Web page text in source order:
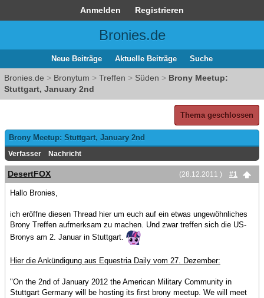
Anmelden Registrieren
Bronies.de
Neue Beiträge Aktuelle Beiträge Suche
Bronies.de > Bronytum > Treffen > Süden > Brony Meetup:
Stuttgart, January 2nd
Thema geschlossen
Brony Meetup: Stuttgart, January 2nd
Verfasser Nachricht
(28.12.2011 ) #1
DesertFOX
Hallo Bronies,
ich eröffne diesen Thread hier um euch auf ein etwas ungewöhnliches
Brony Treffen aufmerksam zu machen. Und zwar treffen sich die US-
Bronys am 2. Januar in Stuttgart.
Hier die Ankündigung aus Equestria Daily vom 27. Dezember:
"On the 2nd of January 2012 the American Military Community in
Stuttgart Germany will be hosting its first brony meetup. We will meet